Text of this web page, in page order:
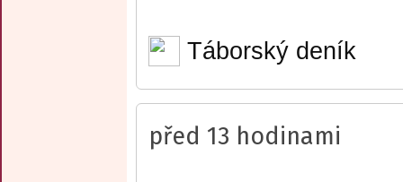
Táborský deník
před 13 hodinami